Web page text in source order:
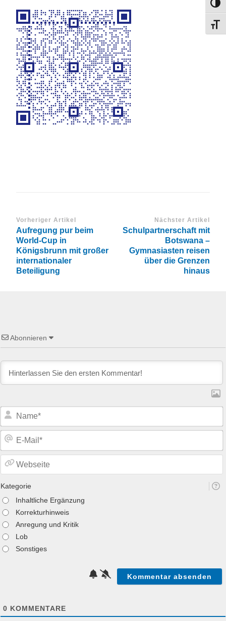
Vorheriger Artikel
Aufregung pur beim
World-Cup in
Königsbrunn mit großer
internationaler
Beteiligung
Nächster Artikel
Schulpartnerschaft mit
Botswana –
Gymnasiasten reisen
über die Grenzen
hinaus
Abonnieren
Kategorie
Inhaltliche Ergänzung
Korrekturhinweis
Anregung und Kritik
Lob
Sonstiges
0 KOMMENTARE